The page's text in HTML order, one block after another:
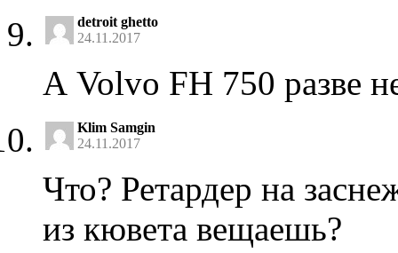
detroit ghetto
24.11.2017
А Volvo FH 750 разве
Klim Samgin
24.11.2017
Что? Ретардер на
из кювета вещаешь?